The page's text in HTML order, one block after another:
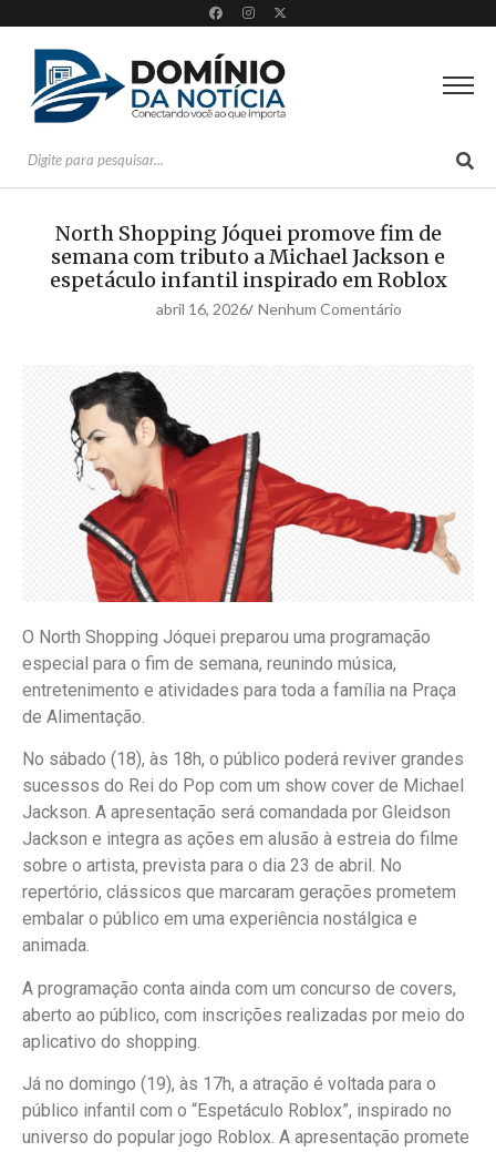
North Shopping Jóquei promove fim de
semana com tributo a Michael Jackson e
espetáculo infantil inspirado em Roblox
abril 16, 2026/ Nenhum Comentário
O North Shopping Jóquei preparou uma programação
especial para o fim de semana, reunindo música,
entretenimento e atividades para toda a família na Praça
de Alimentação.
No sábado (18), às 18h, o público poderá reviver grandes
sucessos do Rei do Pop com um show cover de Michael
Jackson. A apresentação será comandada por Gleidson
Jackson e integra as ações em alusão à estreia do filme
sobre o artista, prevista para o dia 23 de abril. No
repertório, clássicos que marcaram gerações prometem
embalar o público em uma experiência nostálgica e
animada.
A programação conta ainda com um concurso de covers,
aberto ao público, com inscrições realizadas por meio do
aplicativo do shopping.
Já no domingo (19), às 17h, a atração é voltada para o
público infantil com o “Espetáculo Roblox”, inspirado no
universo do popular jogo Roblox. A apresentação promete